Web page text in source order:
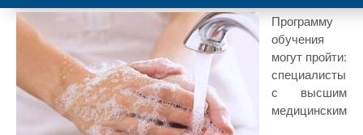
Программу
обучения
могут пройти:
специалисты
с высшим
медицинским